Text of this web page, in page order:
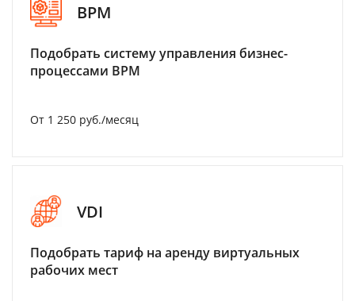
BPM
Подобрать систему управления бизнес-
процессами BPM
От 1 250 руб./месяц
VDI
Подобрать тариф на аренду виртуальных
рабочих мест